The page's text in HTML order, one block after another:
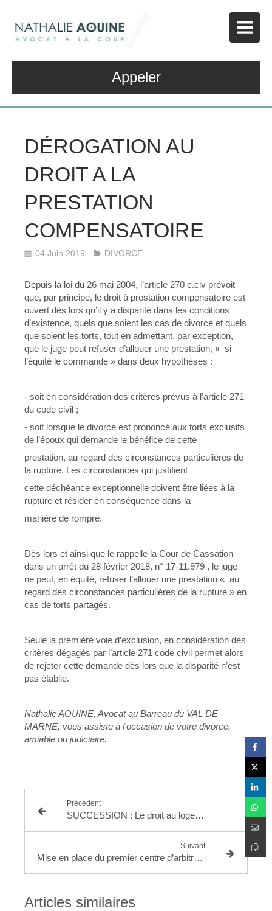
Appeler
DÉROGATION AU
DROIT A LA
PRESTATION
COMPENSATOIRE
04 Juin 2019 DIVORCE
Depuis la loi du 26 mai 2004, l’article 270 c.civ prévoit
que, par principe, le droit à prestation compensatoire est
ouvert dès lors qu’il y a disparité dans les conditions
d’existence, quels que soient les cas de divorce et quels
que soient les torts, tout en admettant, par exception,
que le juge peut refuser d’allouer une prestation, « si
l’équité le commande » dans deux hypothèses :
- soit en considération des critères prévus à l’article 271
du code civil ;
- soit lorsque le divorce est prononcé aux torts exclusifs
de l’époux qui demande le bénéfice de cette
prestation, au regard des circonstances particulières de
la rupture. Les circonstances qui justifient
cette déchéance exceptionnelle doivent être liées à la
rupture et résider en conséquence dans la
manière de rompre.
Dès lors et ainsi que le rappelle la Cour de Cassation
dans un arrêt du 28 février 2018, n° 17-11.979 , le juge
ne peut, en équité, refuser l’allouer une prestation « au
regard des circonstances particulières de la rupture » en
cas de torts partagés.
Seule la première voie d’exclusion, en considération des
critères dégagés par l’article 271 code civil permet alors
de rejeter cette demande dès lors que la disparité n’est
pas établie.
Nathalie AOUINE, Avocat au Barreau du VAL DE
MARNE, vous assiste à l'occasion de votre divorce,
amiable ou judiciaire.
Précédent
SUCCESSION : Le droit au logement à la suite du décès de son conjoint
Suivant
Mise en place du premier centre d’arbitrage des litiges familiaux prévue pour la rentrée 2019
Articles similaires